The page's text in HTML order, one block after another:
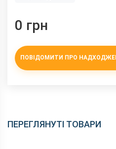
0 грн
ПОВІДОМИТИ ПРО
ПЕРЕГЛЯНУТІ ТОВАРИ